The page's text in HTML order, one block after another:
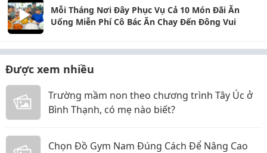
Mỗi Tháng Nơi Đây Phục Vụ Cả 10 Món Đãi Ăn
Uống Miễn Phí Cô Bác Ăn Chay Đến Đông Vui
Được xem nhiều
Trường mầm non theo chương trình Tây Úc ở
Bình Thạnh, có mẹ nào biết?
Chọn Đồ Gym Nam Đúng Cách Để Nâng Cao